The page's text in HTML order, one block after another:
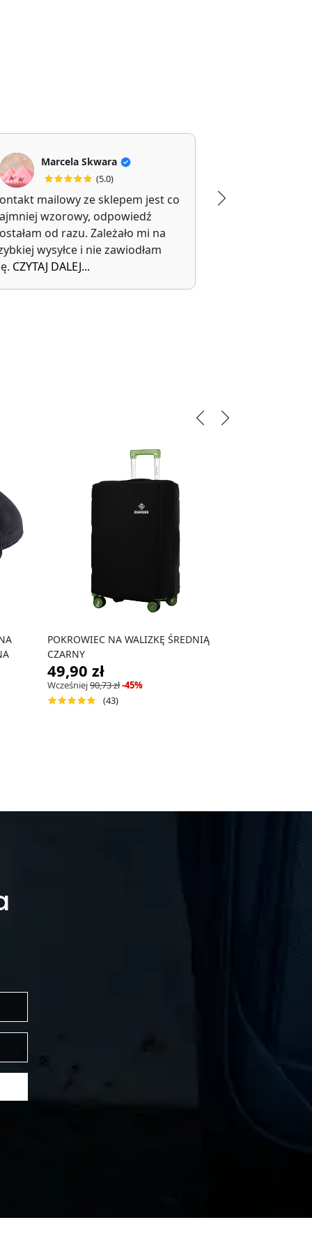
Marcela Skwara
(5.0)
mailowy ze sklepem jest co
wzorowy, odpowiedź
od razu. Zależało mi na
wysyłce i nie zawiodłam
CZYTAJ DALEJ...
POKROWIEC NA WALIZKĘ ŚREDNIĄ
CZARNY
49,90 zł
Wcześniej90,73 zł-45%
(43)